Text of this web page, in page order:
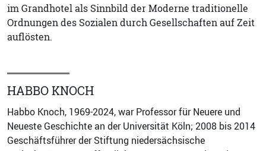
im Grandhotel als Sinnbild der Moderne traditionelle
Ordnungen des Sozialen durch Gesellschaften auf Zeit
auflösten.
HABBO KNOCH
Habbo Knoch, 1969-2024, war Professor für Neuere und
Neueste Geschichte an der Universität Köln; 2008 bis 2014
Geschäftsführer der Stiftung niedersächsische